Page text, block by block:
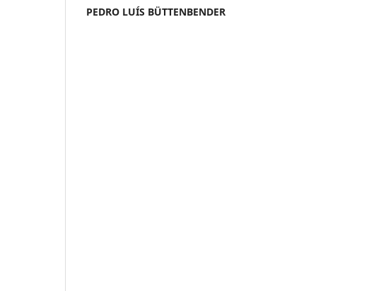
PEDRO LUÍS BÜTTENBENDER